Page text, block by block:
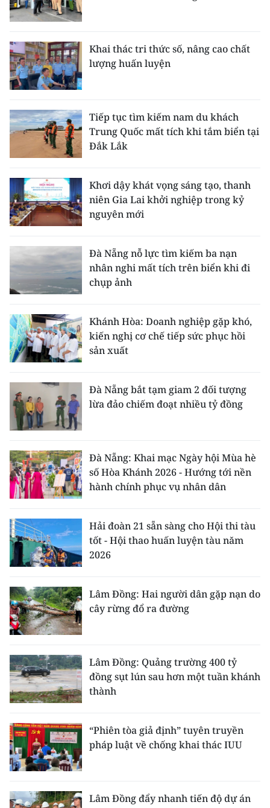
Khai thác tri thức số, nâng cao chất
lượng huấn luyện
Tiếp tục tìm kiếm nam du khách
Trung Quốc mất tích khi tắm biển tại
Đắk Lắk
Khơi dậy khát vọng sáng tạo, thanh
niên Gia Lai khởi nghiệp trong kỷ
nguyên mới
Đà Nẵng nỗ lực tìm kiếm ba nạn
nhân nghi mất tích trên biển khi đi
chụp ảnh
Khánh Hòa: Doanh nghiệp gặp khó,
kiến nghị cơ chế tiếp sức phục hồi
sản xuất
Đà Nẵng bắt tạm giam 2 đối tượng
lừa đảo chiếm đoạt nhiều tỷ đồng
Đà Nẵng: Khai mạc Ngày hội Mùa hè
số Hòa Khánh 2026 - Hướng tới nền
hành chính phục vụ nhân dân
Hải đoàn 21 sẵn sàng cho Hội thi tàu
tốt - Hội thao huấn luyện tàu năm
2026
Lâm Đồng: Hai người dân gặp nạn do
cây rừng đổ ra đường
Lâm Đồng: Quảng trường 400 tỷ
đồng sụt lún sau hơn một tuần khánh
thành
“Phiên tòa giả định” tuyên truyền
pháp luật về chống khai thác IUU
Lâm Đồng đẩy nhanh tiến độ dự án